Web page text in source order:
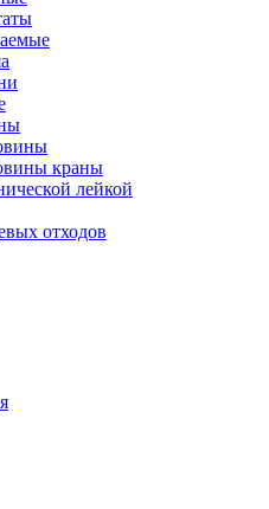
краны
лейкой
отходов